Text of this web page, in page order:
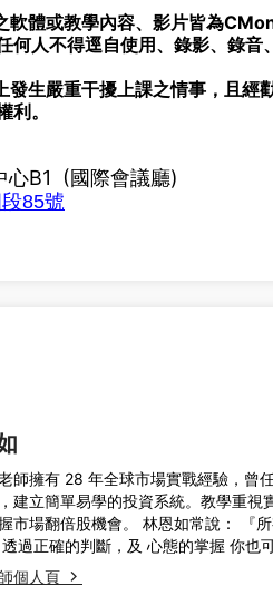
軟體或教學內容、影片皆為
何人不得逕自使用、錄影、錄
發生嚴重干擾上課之情事，且經
。
心B1 (國際會議廳)
85號
師擁有 28 年全球市場實戰經驗，曾
建立簡單易學的投資系統。教學重
市場翻倍股機會。 林恩如常說： 『
過正確的判斷，及 心態的掌握 你也
個人頁